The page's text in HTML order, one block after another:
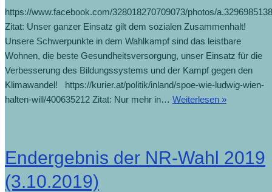
https://www.facebook.com/328018270709073/photos/
Zitat: Unser ganzer Einsatz gilt dem sozialen Zusammenhalt!
Unsere Schwerpunkte in dem Wahlkampf sind das leistbare
Wohnen, die beste Gesundheitsversorgung, unser Einsatz für die
Verbesserung des Bildungssystems und der Kampf gegen den
Klimawandel! https://kurier.at/politik/inland/spoe-wie-ludwig-wien-
halten-will/400635212 Zitat: Nur mehr in… Weiterlesen »
Endergebnis der NR-Wahl 2019
(3.10.2019)